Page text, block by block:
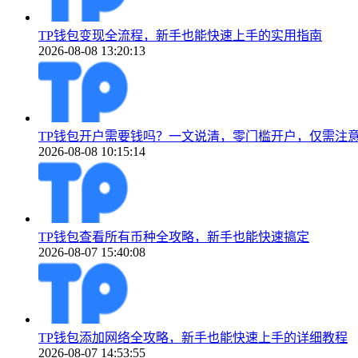
TP钱包变现全流程，新手也能快速上手的实用指南
2026-08-08 13:20:13
TP钱包开户需要钱吗？一文说清，零门槛开户，仅需注
2026-08-08 10:15:14
TP钱包查看所有币种全攻略，新手也能快速搞定
2026-08-07 15:40:08
TP钱包添加网络全攻略，新手也能快速上手的详细教程
2026-08-07 14:53:55